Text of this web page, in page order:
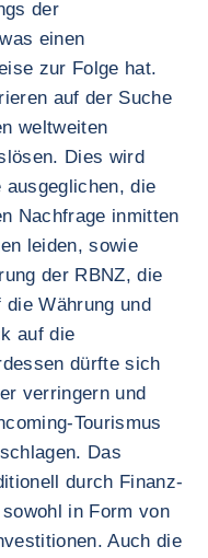
der
einen
zur Folge hat.
auf der Suche
weltweiten
Dies wird
die
Nachfrage inmitten
leiden, sowie
der RBNZ, die
Währung und
auf die
dürfte sich
verringern und
Tourismus
Das
durch Finanz-
in Form von
Auch die